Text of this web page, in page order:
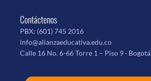
Contáctenos
PBX: (601) 745 2016
info@alianzaeducativa.edu.co
Calle 16 No. 6-66 Torre 1 – Piso 9 · Bogotá